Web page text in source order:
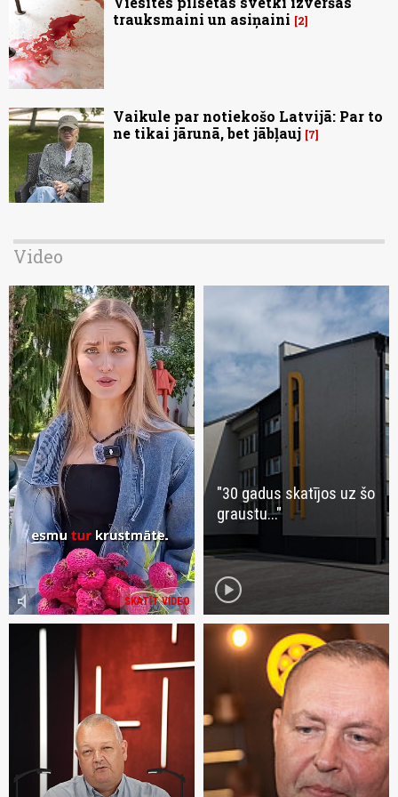
trauksmaini un asiņaini
2
Vaikule par notiekošo Latvijā: Par to
ne tikai jārunā, bet jābļauj 7
Video
SKATĪT VIDEO
volume_mute
"30 gadus skatījos uz šo
graustu..."
play_circle